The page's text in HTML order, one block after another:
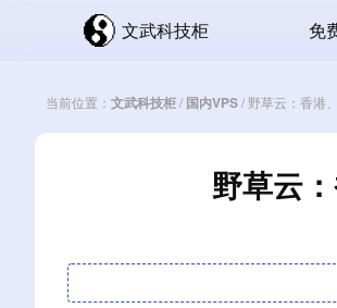
文武科技柜 免
当前位置： 文武科技柜/ 国内VPS/ 野草云：香港
野草云